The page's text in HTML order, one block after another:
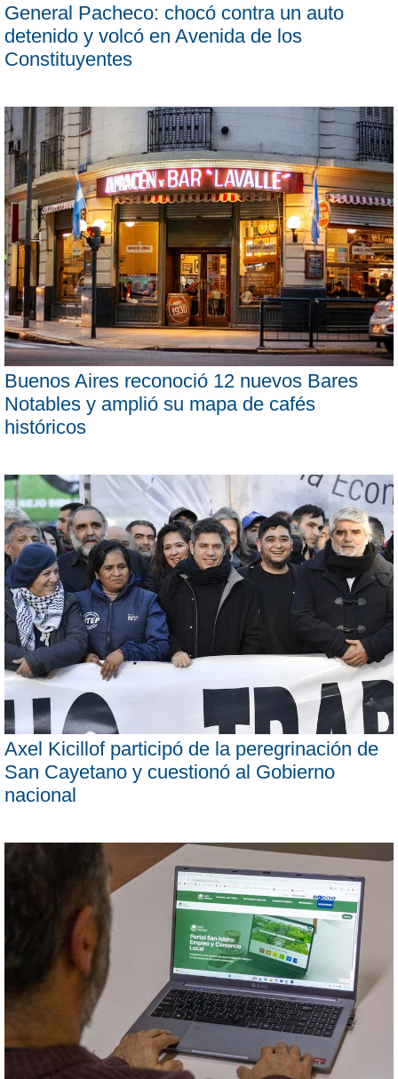
General Pacheco: chocó contra un auto
detenido y volcó en Avenida de los
Constituyentes
Buenos Aires reconoció 12 nuevos Bares
Notables y amplió su mapa de cafés
históricos
Axel Kicillof participó de la peregrinación de
San Cayetano y cuestionó al Gobierno
nacional